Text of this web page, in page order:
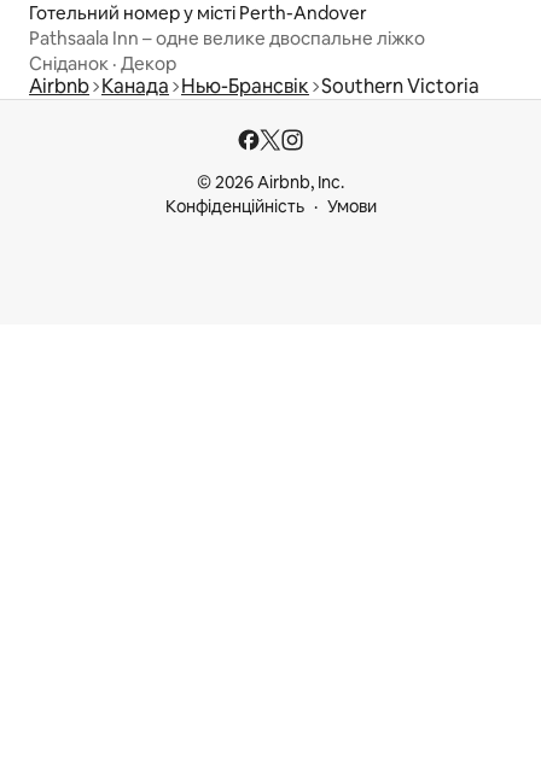
Готельний номер у місті Perth-Andover
Pathsaala Inn – одне велике двоспальне ліжко
Сніданок · Декор
Airbnb Канада Нью-Брансвік Southern Victoria
© 2026 Airbnb, Inc.
Конфіденційність
Умови